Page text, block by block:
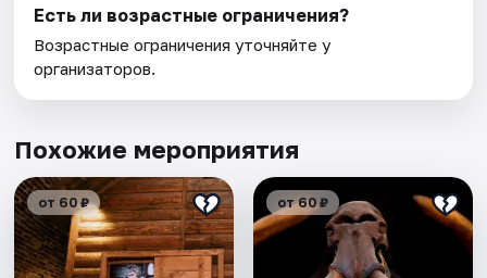
Есть ли возрастные ограничения?
Возрастные ограничения уточняйте у
организаторов.
Похожие мероприятия
от 60 ₽ от 60 ₽